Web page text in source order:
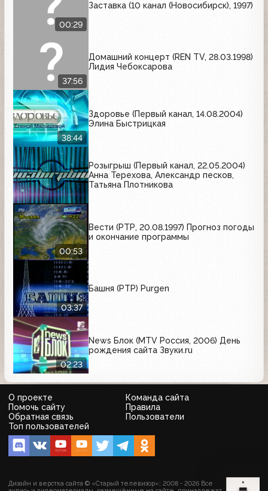
00:29
Заставка (10 канал (Новосибирск), 1997)
37:56
Домашний концерт (REN TV, 28.03.1998)
Лидия Чебоксарова
38:44
Здоровье (Первый канал, 14.08.2004)
Элина Быстрицкая
Розыгрыш (Первый канал, 22.05.2004)
Анна Терехова, Александр песков,
Татьяна Плотникова
00:53
Вести (РТР, 20.08.1997) Прогноз погоды
и окончание программы
03:37
Башня (РТР) Purgen
02:23
News Блок (MTV Россия, 2006) День
рождения сайта Звуки.ru
О проекте
Команда сайта
Помочь сайту
Правила
Обратная связь
Пользователи
Топ пользователей
Дизайн и верстка сайта © «Старый телевизор»; 2008 - 2026 Все